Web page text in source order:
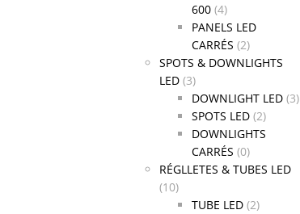
600 (4)
PANELS LED
CARRÉS (2)
SPOTS & DOWNLIGHTS
LED (3)
DOWNLIGHT LED (3)
SPOTS LED (2)
DOWNLIGHTS
CARRÉS (0)
RÉGLLETES & TUBES LED
(10)
TUBE LED (2)